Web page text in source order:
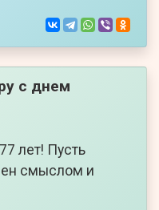
с днем
лет! Пусть
смыслом и